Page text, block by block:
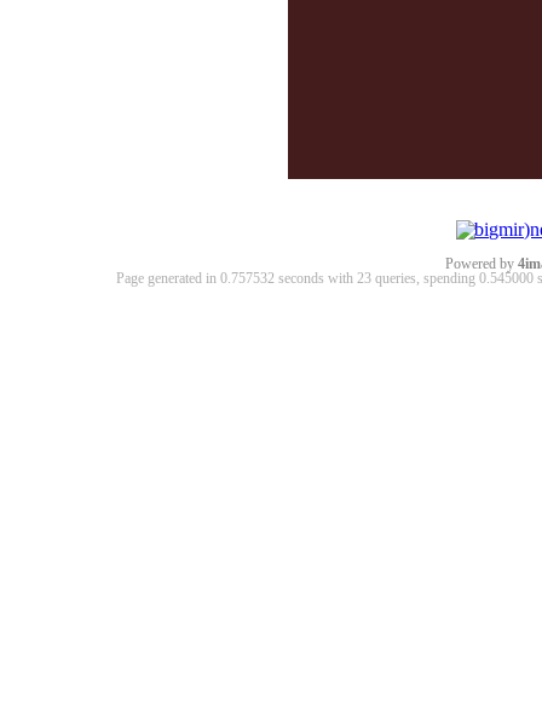
Powered by
Page generated in 0.757532 seconds with 23 queries, spending